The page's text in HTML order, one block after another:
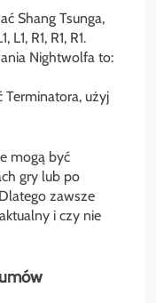
Shang Tsunga,
R1, R1, R1.
Nightwolfa to:
użyj
mogą być
gry lub po
zawsze
i czy nie